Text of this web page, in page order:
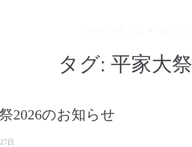
タグ: 平家大祭
2026のお知らせ
日